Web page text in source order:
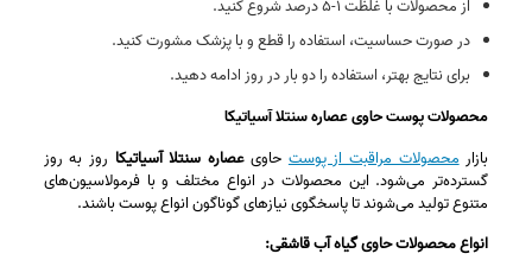
از محصولات با غلظت ۱-۵ درصد شروع کنید.
در صورت حساسیت، استفاده را قطع و با پزشک مشورت کنید.
برای نتایج بهتر، استفاده را دو بار در روز ادامه دهید.
محصولات پوست حاوی عصاره سنتلا آسیاتیکا
بازارمحصولات مراقبت از پوستحاویعصاره سنتلا آسیاتیکا روز به روز
گسترده‌تر می‌شود. این محصولات در انواع مختلف و با فرمولاسیون‌های
متنوع تولید می‌شوند تا پاسخگوی نیازهای گوناگون انواع پوست باشند.
انواع محصولات حاوی گیاه آب قاشقی: